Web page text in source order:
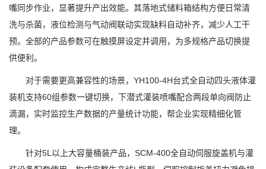
嘴同步作业，显著提升产出效能。其落地式储料箱结构方便日常清
洗与杀菌，液位检测与气动阀联动实现缺料自动补齐，减少人工干
预。全部的产品参数可在触摸屏设定并调用，为多规格产品切换提
供便利。
对于需要更高兼容性的场景，YH100-4H台式全自动四头液体灌
装机支持60组参数一键切换，下潜式灌装喷嘴配合两段单向阀防止
滴漏，实时监控生产数据的产量统计功能，帮企业实现精细化管
理。
针对5L以上大容量桶装产品，SCM-400全自动伺服旋盖机与灌